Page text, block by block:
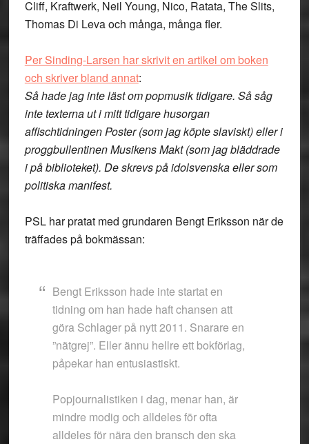
Cliff, Kraftwerk, Neil Young, Nico, Ratata, The Slits,
Thomas Di Leva och många, många fler.
Per Sinding-Larsen har skrivit en artikel om boken
och skriver bland annat:
Så hade jag inte läst om popmusik tidigare. Så såg
inte texterna ut i mitt tidigare husorgan
affischtidningen Poster (som jag köpte slaviskt) eller i
proggbullentinen Musikens Makt (som jag bläddrade
i på biblioteket). De skrevs på idolsvenska eller som
politiska manifest.
PSL har pratat med grundaren Bengt Eriksson när de
träffades på bokmässan:
Bengt Eriksson hade inte startat en
tidning om han hade haft chansen att
göra Schlager på nytt 2011. Snarare en
”nätgrej”. Eller ännu hellre ett bokförlag,
påpekar han entusiastiskt.
Popjournalistiken i dag, menar han, är
mindre modig och alldeles för ofta
alldeles för nära den bransch den ska